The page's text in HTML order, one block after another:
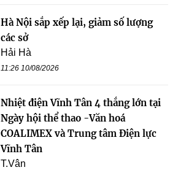
Hà Nội sắp xếp lại, giảm số lượng
các sở
Hải Hà
11:26 10/08/2026
Nhiệt điện Vĩnh Tân 4 thắng lớn tại
Ngày hội thể thao -Văn hoá
COALIMEX và Trung tâm Điện lực
Vĩnh Tân
T.Vân